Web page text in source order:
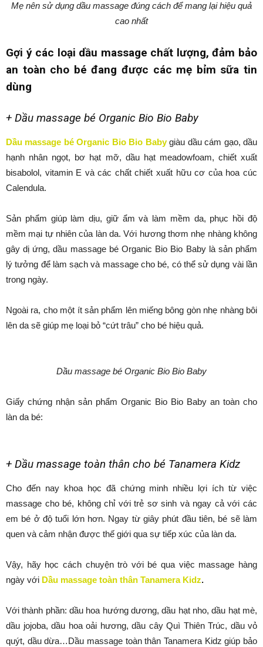
Mẹ nên sử dụng dầu massage đúng cách để mang lại hiệu quả
cao nhất
Gợi ý các loại dầu massage chất lượng, đảm bảo
an toàn cho bé đang được các mẹ bỉm sữa tin
dùng
+ Dầu massage bé Organic Bio Bio Baby
Dầu massage bé Organic Bio Bio Babygiàu dầu cám gạo, dầu
hạnh nhân ngọt, bơ hạt mỡ, dầu hạt meadowfoam, chiết xuất
bisabolol, vitamin E và các chất chiết xuất hữu cơ của hoa cúc
Calendula.
Sản phẩm giúp làm dịu, giữ ẩm và làm mềm da, phục hồi độ
mềm mại tự nhiên của làn da. Với hương thơm nhẹ nhàng không
gây dị ứng, dầu massage bé Organic Bio Bio Baby là sản phẩm
lý tưởng để làm sạch và massage cho bé, có thể sử dụng vài lần
trong ngày.
Ngoài ra, cho một ít sản phẩm lên miếng bông gòn nhẹ nhàng bôi
lên da sẽ giúp mẹ loại bỏ “cứt trâu” cho bé hiệu quả.
Dầu massage bé Organic Bio Bio Baby
Giấy chứng nhận sản phẩm Organic Bio Bio Baby an toàn cho
làn da bé:
+ Dầu massage toàn thân cho bé Tanamera Kidz
Cho đến nay khoa học đã chứng minh nhiều lợi ích từ việc
massage cho bé, không chỉ với trẻ sơ sinh và ngay cả với các
em bé ở độ tuổi lớn hơn. Ngay từ giây phút đầu tiên, bé sẽ làm
quen và cảm nhận được thế giới qua sự tiếp xúc của làn da.
Vậy, hãy học cách chuyện trò với bé qua việc massage hàng
ngày với Dầu massage toàn thân Tanamera Kidz.
Với thành phần: dầu hoa hướng dương, dầu hạt nho, dầu hạt mè,
dầu jojoba, dầu hoa oải hương, dầu cây Quì Thiên Trúc, dầu vỏ
quýt, dầu dừa…Dầu massage toàn thân Tanamera Kidz giúp bảo